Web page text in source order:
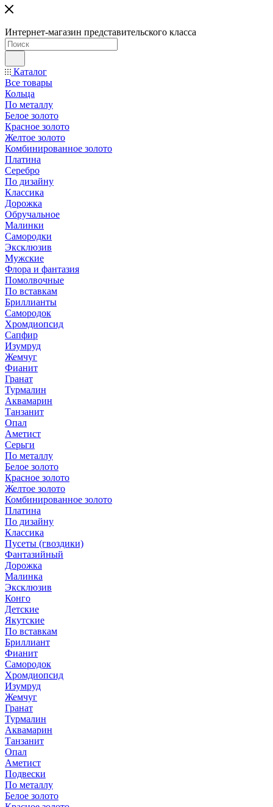
Интернет-магазин представительского класса
Каталог
Все товары
Кольца
По металлу
Белое золото
Красное золото
Желтое золото
Комбинированное золото
Платина
Серебро
По дизайну
Классика
Дорожка
Обручальное
Малинки
Самородки
Эксклюзив
Мужские
Флора и фантазия
Помолвочные
По вставкам
Бриллианты
Самородок
Хромдиопсид
Сапфир
Изумруд
Жемчуг
Фианит
Гранат
Турмалин
Аквамарин
Танзанит
Опал
Аметист
Серьги
По металлу
Белое золото
Красное золото
Желтое золото
Комбинированное золото
Платина
По дизайну
Классика
Пусеты (гвоздики)
Фантазийный
Дорожка
Малинка
Эксклюзив
Конго
Детские
Якутские
По вставкам
Бриллиант
Фианит
Самородок
Хромдиопсид
Изумруд
Жемчуг
Гранат
Турмалин
Аквамарин
Танзанит
Опал
Аметист
Подвески
По металлу
Белое золото